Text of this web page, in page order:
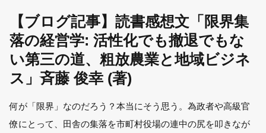
【ブログ記事】読書感想文「限界集
落の経営学: 活性化でも撤退でもな
い第三の道、粗放農業と地域ビジネ
ス」斉藤 俊幸 (著)
何が「限界」なのだろう？本当にそう思う。為政者や高級官
僚にとって、田舎の集落を市町村役場の連中の尻を叩きなが